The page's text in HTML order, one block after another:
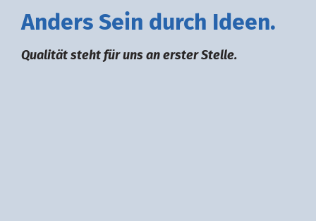
Anders Sein durch deen.
Qualität steht für uns an erster Stelle.